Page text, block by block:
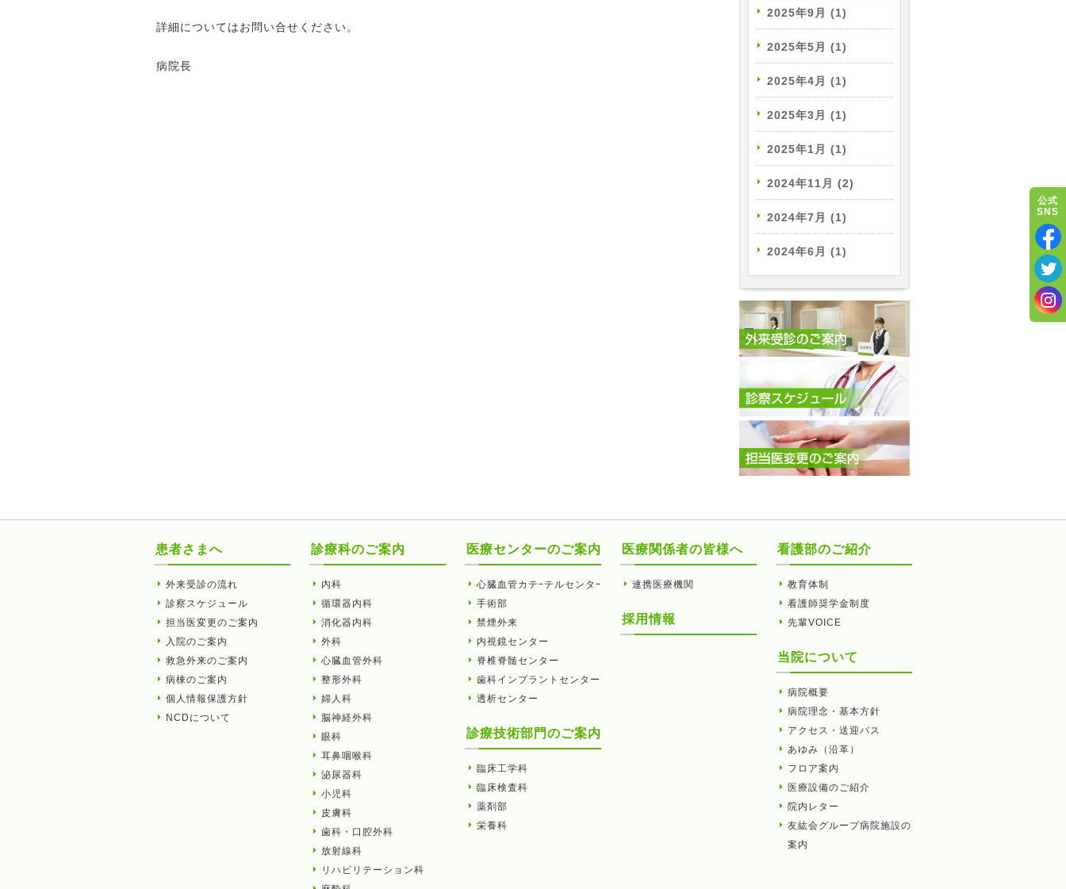
詳細についてはお問い合せください。
病院長
2025年9月 (1)
2025年5月 (1)
2025年4月 (1)
2025年3月 (1)
2025年1月 (1)
2024年11月 (2)
2024年7月 (1)
2024年6月 (1)
患者さまへ
外来受診の流れ
診察スケジュール
担当医変更のご案内
入院のご案内
救急外来のご案内
病棟のご案内
個人情報保護方針
NCDについて
診療科のご案内
内科
循環器内科
消化器内科
外科
心臓血管外科
整形外科
婦人科
脳神経外科
眼科
耳鼻咽喉科
泌尿器科
小児科
皮膚科
歯科・口腔外科
放射線科
リハビリテーション科
医療センターのご案内
心臓血管カテｰテルセンタｰ
手術部
禁煙外来
内視鏡センター
脊椎脊髄センター
歯科インプラントセンター
透析センター
診療技術部門のご案内
臨床工学科
臨床検査科
薬剤部
栄養科
医療関係者の皆様へ
連携医療機関
採用情報
看護部のご紹介
教育体制
看護師奨学金制度
先輩VOICE
当院について
病院概要
病院理念・基本方針
アクセス・送迎バス
あゆみ（沿革）
フロア案内
医療設備のご紹介
院内レター
友紘会グループ病院施設の
案内
公式
SNS